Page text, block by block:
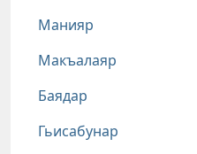
Манияр
Макъалаяр
Баядар
Гьисабунар